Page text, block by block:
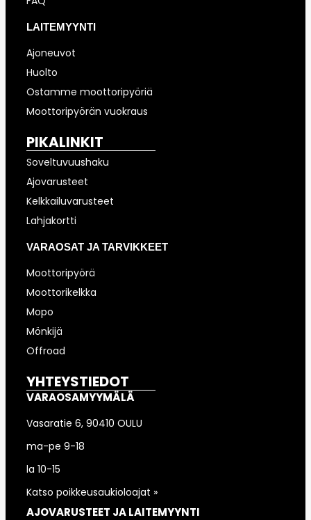
LAITEMYYNTI
Ajoneuvot
Huolto
Ostamme moottoripyöriä
Moottoripyörän vuokraus
PIKALINKIT
Soveltuvuushaku
Ajovarusteet
Kelkkailuvarusteet
Lahjakortti
VARAOSAT JA TARVIKKEET
Moottoripyörä
Moottorikelkka
Mopo
Mönkijä
Offroad
YHTEYSTIEDOT
VARAOSAMYYMÄLÄ
Vasaratie 6, 90410 OULU
ma-pe 9-18
la 10-15
Katso poikkeusaukioloajat »
AJOVARUSTEET JA LAITEMYYNTI